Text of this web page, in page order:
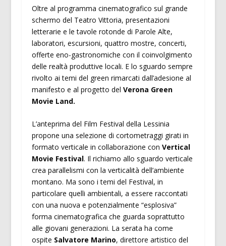
Oltre al programma cinematografico sul grande
schermo del Teatro Vittoria, presentazioni
letterarie e le tavole rotonde di Parole Alte,
laboratori, escursioni, quattro mostre, concerti,
offerte eno-gastronomiche con il coinvolgimento
delle realtà produttive locali. E lo sguardo sempre
rivolto ai temi del green rimarcati dall’adesione al
manifesto e al progetto del Verona Green
Movie Land.
L’anteprima del Film Festival della Lessinia
propone una selezione di cortometraggi girati in
formato verticale in collaborazione con Vertical
Movie Festival. Il richiamo allo sguardo verticale
crea parallelismi con la verticalità dell’ambiente
montano. Ma sono i temi del Festival, in
particolare quelli ambientali, a essere raccontati
con una nuova e potenzialmente “esplosiva”
forma cinematografica che guarda soprattutto
alle giovani generazioni. La serata ha come
ospite Salvatore Marino, direttore artistico del